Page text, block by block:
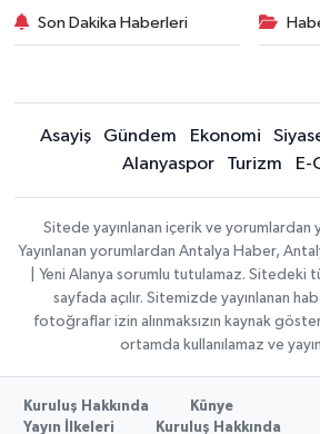
Son Dakika Haberleri
Asayiş Gündem Ekonomi
Alanyaspor
Turizm E-
Sitede yayınlanan içerik ve yorumlardan
Yayınlanan yorumlardan Antalya Haber,
| Yeni Alanya sorumlu tutulamaz. Sitedeki
sayfada açılır. Sitemizde yayınlanan
fotoğraflar izin alınmaksızın kaynak
ortamda kullanılamaz ve
Kuruluş Hakkında
Künye
Yayın İlkeleri
Kuruluş Hakkında